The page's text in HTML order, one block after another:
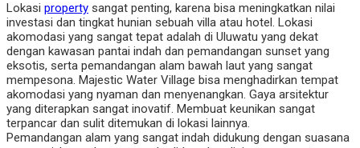
Lokasi property sangat penting, karena bisa meningkatkan nilai
investasi dan tingkat hunian sebuah villa atau hotel. Lokasi
akomodasi yang sangat tepat adalah di Uluwatu yang dekat
dengan kawasan pantai indah dan pemandangan sunset yang
eksotis, serta pemandangan alam bawah laut yang sangat
mempesona. Majestic Water Village bisa menghadirkan tempat
akomodasi yang nyaman dan menyenangkan. Gaya arsitektur
yang diterapkan sangat inovatif. Membuat keunikan sangat
terpancar dan sulit ditemukan di lokasi lainnya.
Pemandangan alam yang sangat indah didukung dengan suasana